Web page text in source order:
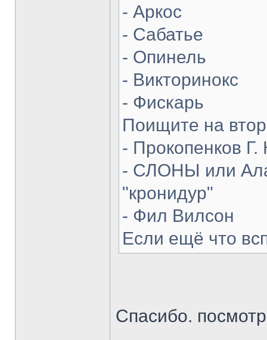
- Аркос
- Сабатье
- Опинель
- Викторинокс
- Фискарь
Поищите на
- Прокопенков Г.
- СЛОНЫ или
"кронидур"
- Фил Вилсон
Если ещё что
Спасибо.